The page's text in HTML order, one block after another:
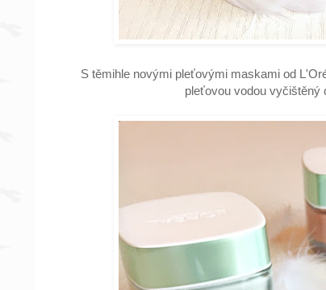
S těmihle novými pleťovými maskami od
pleťovou vodou vyčištěný